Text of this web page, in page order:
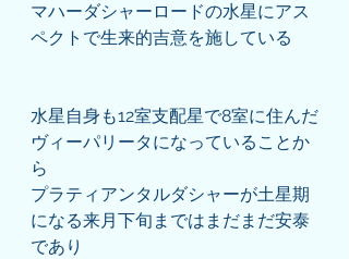
マハーダシャーロードの水星にアス
ペクトで生来的吉意を施している
水星自身も12室支配星で8室に住んだ
ヴィーパリータになっていることか
ら
プラティアンタルダシャーが土星期
になる来月下旬まではまだまだ安泰
であり